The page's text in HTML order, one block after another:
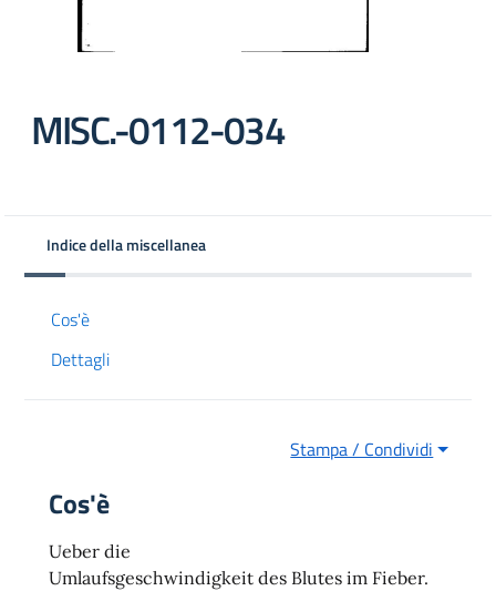
MISC.-0112-034
Indice della miscellanea
Cos'è
Dettagli
Stampa / Condividi
Cos'è
Ueber die
Umlaufsgeschwindigkeit des Blutes im Fieber.